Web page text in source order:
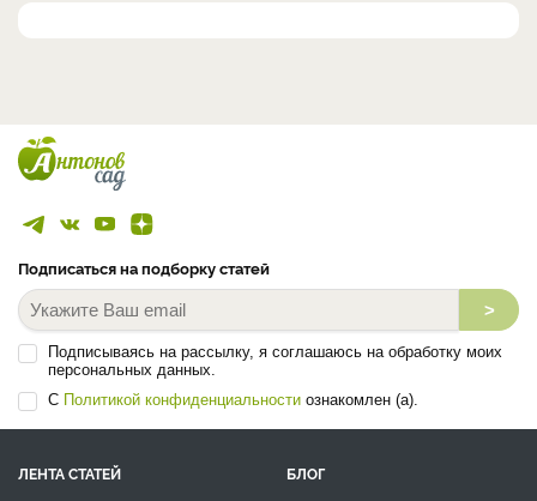
Подписаться на подборку статей
>
Подписываясь на рассылку, я соглашаюсь на обработку моих
персональных данных.
С Политикой конфиденциальности ознакомлен (а).
ЛЕНТА СТАТЕЙ
БЛОГ